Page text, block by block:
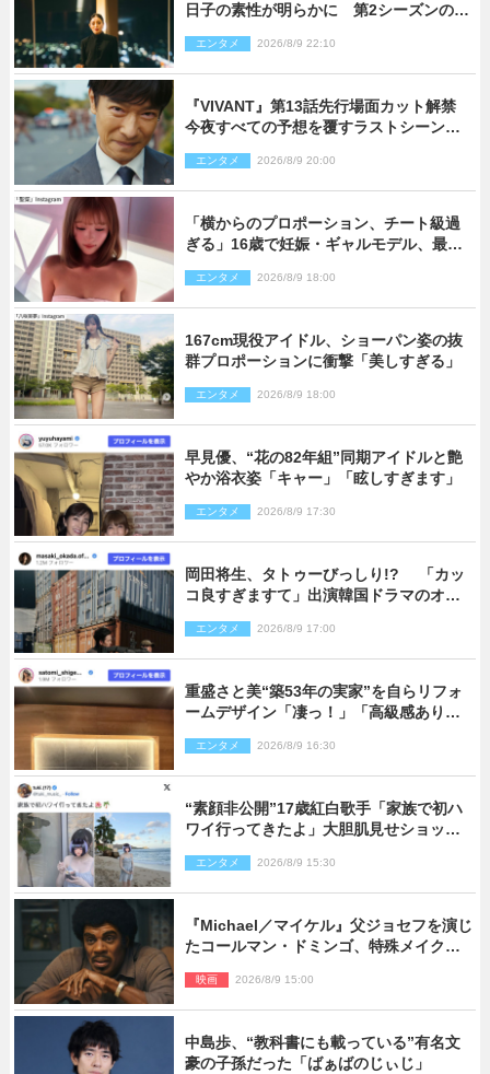
日子の素性が明らかに 第2シーズンのキ
エンタメ 2026/8/9 22:10
『VIVANT』第13話先行場面カット解禁
今夜すべての予想を覆すラストシーン
エンタメ 2026/8/9 20:00
「横からのプロポーション、チート級過
ぎる」16歳で妊娠・ギャルモデル、最新
エンタメ 2026/8/9 18:00
167cm現役アイドル、ショーパン姿の抜
群プロポーションに衝撃「美しすぎる」
エンタメ 2026/8/9 18:00
早見優、“花の82年組”同期アイドルと艶
やか浴衣姿「キャー」「眩しすぎます」
エンタメ 2026/8/9 17:30
岡田将生、タトゥーびっしり!? 「カッ
コ良すぎますて」出演韓国ドラマのオフ
エンタメ 2026/8/9 17:00
重盛さと美“築53年の実家”を自らリフォ
ームデザイン「凄っ！」「高級感ありま
エンタメ 2026/8/9 16:30
“素顔非公開”17歳紅白歌手「家族で初ハ
ワイ行ってきたよ」大胆肌見せショット
エンタメ 2026/8/9 15:30
『Michael／マイケル』父ジョセフを演じ
たコールマン・ドミンゴ、特殊メイクに2
映画 2026/8/9 15:00
中島歩、“教科書にも載っている”有名文
豪の子孫だった「ばぁばのじぃじ」